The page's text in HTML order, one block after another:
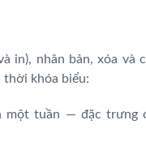
in), nhân bản, xóa và
thời khóa biểu:
một tuần — đặc trưng